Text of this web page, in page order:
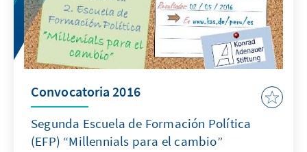
Convocatoria 2016
Segunda Escuela de Formación Política
(EFP) “Millennials para el cambio”